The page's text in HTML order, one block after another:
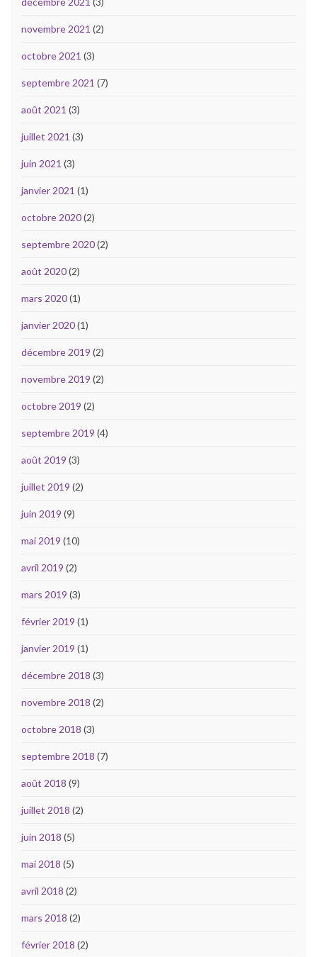
novembre 2021 (2)
octobre 2021 (3)
septembre 2021 (7)
août 2021 (3)
juillet 2021 (3)
juin 2021 (3)
janvier 2021 (1)
octobre 2020(2)
septembre 2020(2)
août 2020(2)
mars 2020(1)
janvier 2020(1)
décembre 2019 (2)
novembre 2019 (2)
octobre 2019 (2)
septembre 2019 (4)
août 2019 (3)
juillet 2019 (2)
juin 2019 (9)
mai 2019 (10)
avril 2019 (2)
mars 2019 (3)
février 2019 (1)
janvier 2019 (1)
décembre 2018 (3)
novembre 2018 (2)
octobre 2018 (3)
septembre 2018 (7)
août 2018 (9)
juillet 2018 (2)
juin 2018 (5)
mai 2018 (5)
avril 2018 (2)
mars 2018 (2)
février 2018 (2)